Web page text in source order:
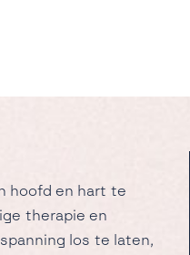
hoofd en hart te
therapie en
los te laten,